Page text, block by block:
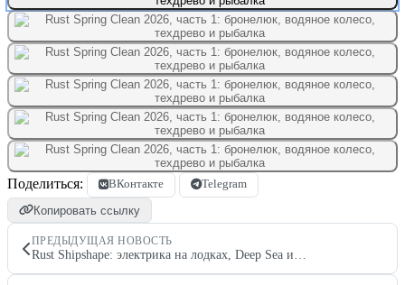
Поделиться: ВКонтакте Telegram
Копировать ссылку
ПРЕДЫДУЩАЯ НОВОСТЬ
Rust Shipshape: электрика на лодках, Deep Sea и…